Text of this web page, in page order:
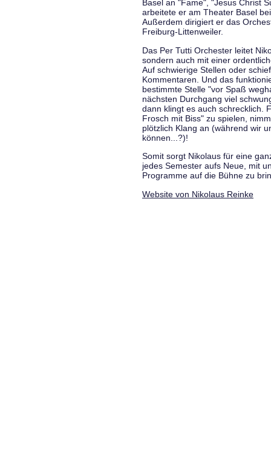
Basel an "Fame", "Jesus Christ
arbeitete er am Theater Basel
Außerdem dirigiert er das
Freiburg-Littenweiler.
Das Per Tutti Orchester leitet
sondern auch mit einer
Auf schwierige Stellen oder
Kommentaren. Und das
bestimmte Stelle "vor Spaß
nächsten Durchgang viel
dann klingt es auch schrecklich.
Frosch mit Biss" zu spielen,
plötzlich Klang an (während wir
können...?)!
Somit sorgt Nikolaus für eine
jedes Semester aufs Neue, mit
Programme auf die Bühne zu
Website von Nikolaus Reinke